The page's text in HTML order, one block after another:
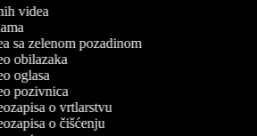
videa
sa zelenom pozadinom
obilazaka
oglasa
pozivnica
o vrtlarstvu
o čišćenju